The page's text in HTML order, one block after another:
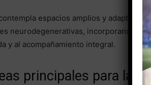
espacios amplios y
neurodegenerativas, incorporando un
y al acompañamiento integral.
principales para la